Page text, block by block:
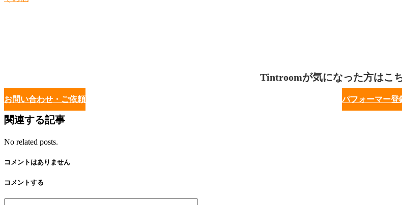
Tintroomが気になった方はこ
お問い合わせ・ご依頼 パフォーマー登
関連する記事
No related posts.
コメントはありません
コメントする